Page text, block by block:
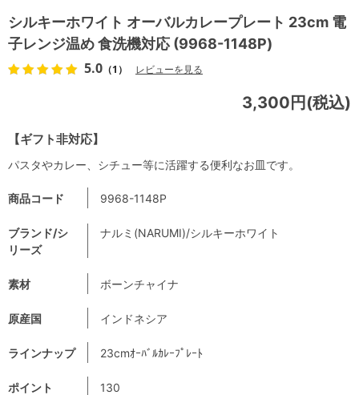
シルキーホワイト オーバルカレープレート 23cm 電
子レンジ温め 食洗機対応 (9968-1148P)
5.0 （1） レビューを見る
【ギフト非対応】
3,300円(税込)
商品コード 9968-1148P
ブランド/シ
リーズ
ナルミ(NARUMI)/シルキーホワイト
素材 ボーンチャイナ
原産国 インドネシア
ラインナップ 23cmｵｰﾊﾞﾙｶﾚｰﾌﾟﾚｰﾄ
ポイント 130
パスタやカレー、シチュー等に活躍する便利なお皿です。